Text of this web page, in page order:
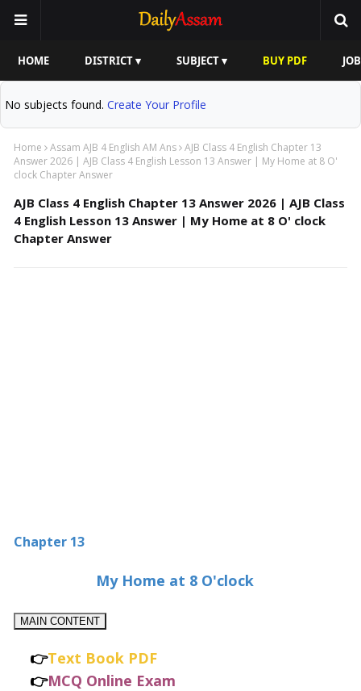
HOME DISTRICT ▾ SUBJECT ▾ BUY PDF
No subjects found. Create Your Profile
Home Assam AJB 4 English AM Ans AJB Class 4 English Chapter 13
Answer 2026 | AJB Class 4 English Lesson 13 Answer | My Home at 8 O'
clock Chapter Answer
AJB Class 4 English Chapter 13 Answer 2026 | AJB Class
4 English Lesson 13 Answer | My Home at 8 O' clock
Chapter Answer
Chapter 13
My Home at 8 O'clock
MAIN CONTENT
👉Text Book PDF
👉MCQ Online Exam